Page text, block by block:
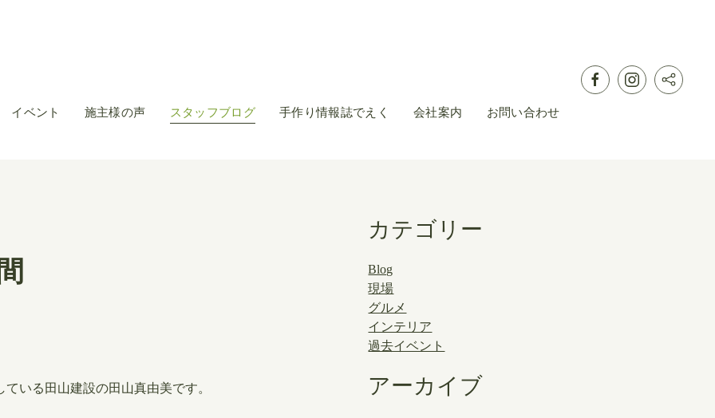
イベント 施主様の声 スタッフブログ 手作り情報誌でえく 会社案内 お問い合わせ
いる田山建設の田山真由美です。
カテゴリー
Blog
現場
グルメ
インテリア
過去イベント
アーカイブ